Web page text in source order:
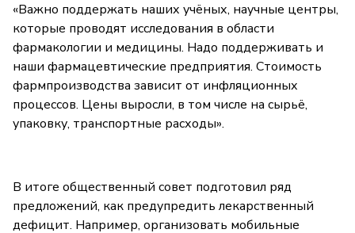
«Важно поддержать наших учёных, научные центры,
которые проводят исследования в области
фармакологии и медицины. Надо поддерживать и
наши фармацевтические предприятия. Стоимость
фармпроизводства зависит от инфляционных
процессов. Цены выросли, в том числе на сырьё,
упаковку, транспортные расходы».
В итоге общественный совет подготовил ряд
предложений, как предупредить лекарственный
дефицит. Например, организовать мобильные